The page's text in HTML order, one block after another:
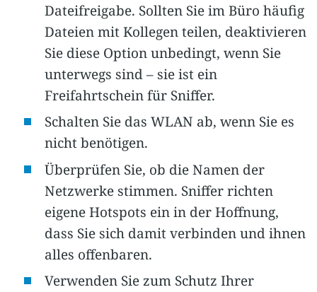
Dateifreigabe. Sollten Sie im Büro häufig
Dateien mit Kollegen teilen, deaktivieren
Sie diese Option unbedingt, wenn Sie
unterwegs sind – sie ist ein
Freifahrtschein für Sniffer.
Schalten Sie das WLAN ab, wenn Sie es
nicht benötigen.
Überprüfen Sie, ob die Namen der
Netzwerke stimmen. Sniffer richten
eigene Hotspots ein in der Hoffnung,
dass Sie sich damit verbinden und ihnen
alles offenbaren.
Verwenden Sie zum Schutz Ihrer